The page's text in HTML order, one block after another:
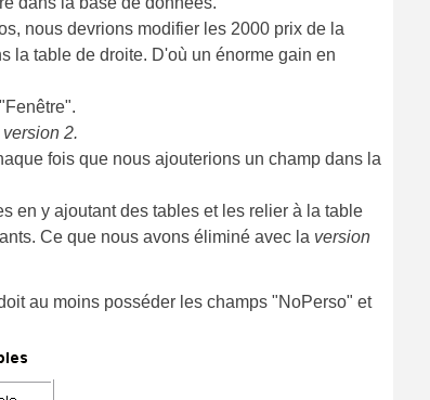
nous devrions modifier les 2000 prix de la
la table de droite. D'où un énorme gain en
version 2.
fois que nous ajouterions un champ dans la
en y ajoutant des tables et les relier à la table
Ce que nous avons éliminé avec la version
au moins posséder les champs "NoPerso" et